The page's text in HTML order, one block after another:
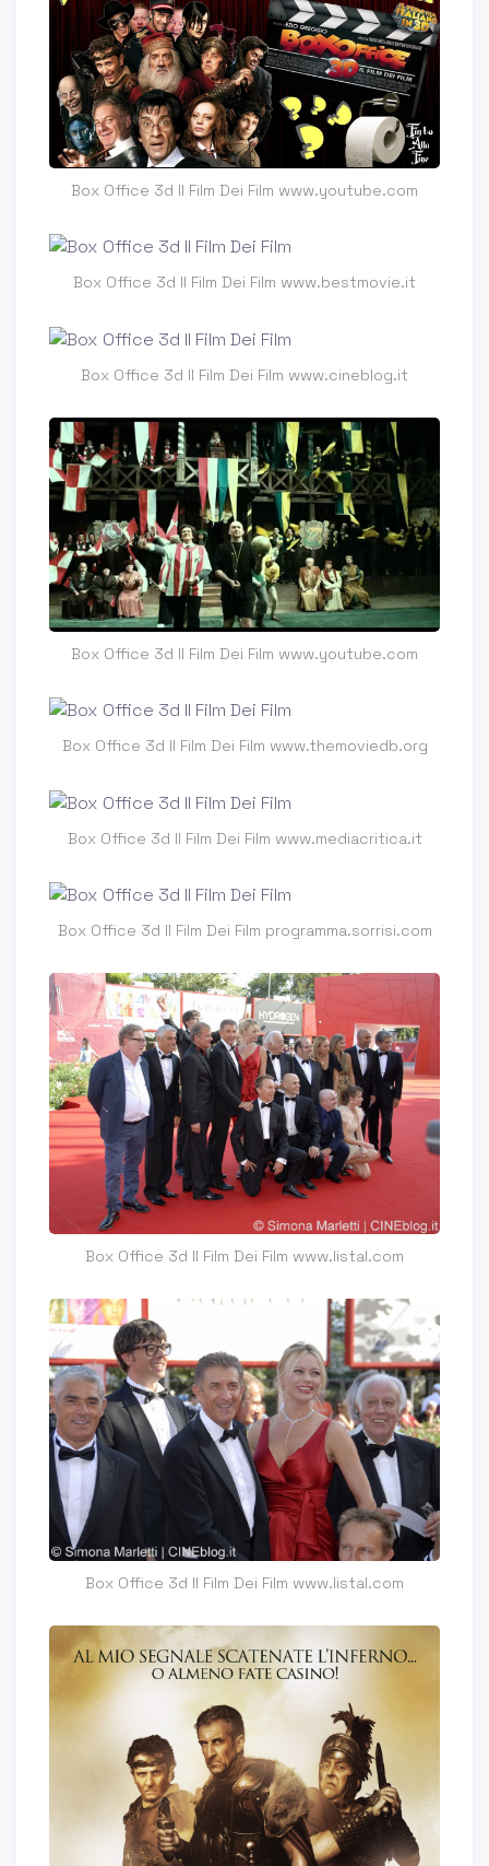
Box Office 3d Il Film Dei Film www.youtube.com
Box Office 3d Il Film Dei Film www.bestmovie.it
Box Office 3d Il Film Dei Film www.cineblog.it
Box Office 3d Il Film Dei Film www.youtube.com
Box Office 3d Il Film Dei Film www.themoviedb.org
Box Office 3d Il Film Dei Film www.mediacritica.it
Box Office 3d Il Film Dei Film programma.sorrisi.com
Box Office 3d Il Film Dei Film www.listal.com
Box Office 3d Il Film Dei Film www.listal.com